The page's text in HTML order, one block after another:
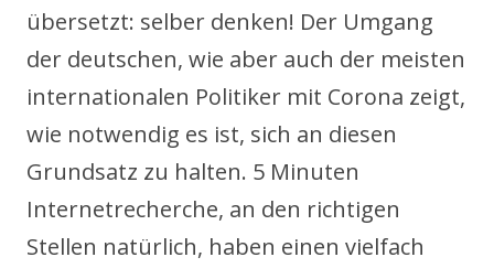
übersetzt: selber denken! Der Umgang
der deutschen, wie aber auch der meisten
internationalen Politiker mit Corona zeigt,
wie notwendig es ist, sich an diesen
Grundsatz zu halten. 5 Minuten
Internetrecherche, an den richtigen
Stellen natürlich, haben einen vielfach